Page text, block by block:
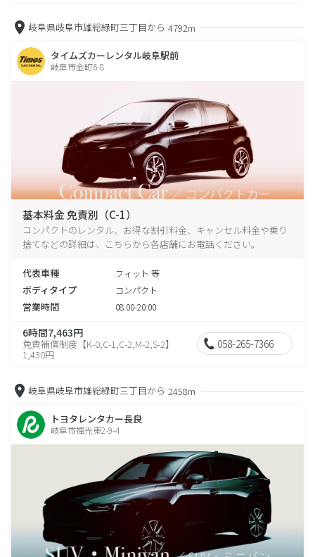
岐阜県岐阜市雄総緑町三丁目から 4792m
タイムズカーレンタル岐阜駅前
岐阜市金町6-8
基本料金 免責別（C-1）
コンパクトのレンタル、お得な割引料金、キャンセル料金や乗り
捨てなどの詳細は、こちらから各店舗にお電話ください。
代表車種 フィット 等
ボディタイプ コンパクト
営業時間 08:00-20:00
6時間7,463円
免責補償制度【K-0,C-1,C-2,M-2,S-2】
1,430円
058-265-7366
岐阜県岐阜市雄総緑町三丁目から 2458m
トヨタレンタカー長良
岐阜市福光東2-9-4